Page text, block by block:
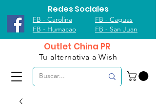
Redes Sociales
FB - Carolina
FB - Humacao
FB - Caguas
FB - San Juan
Outlet China PR
Tu alternativa a Wish